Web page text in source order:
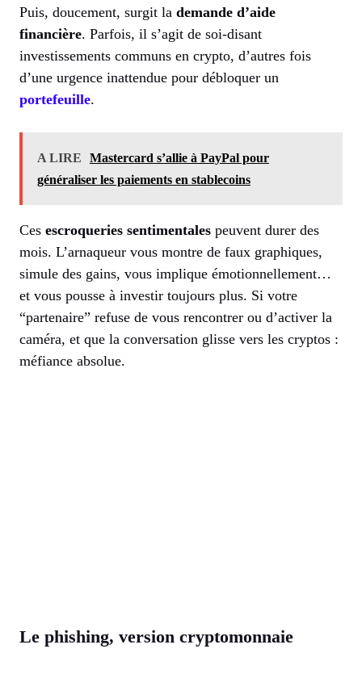
Puis, doucement, surgit la demande d’aide
financière. Parfois, il s’agit de soi-disant
investissements communs en crypto, d’autres fois
d’une urgence inattendue pour débloquer un
portefeuille.
A LIRE
Mastercard s’allie à PayPal pour
généraliser les paiements en stablecoins
Ces escroqueries sentimentales peuvent durer des
mois. L’arnaqueur vous montre de faux graphiques,
simule des gains, vous implique émotionnellement…
et vous pousse à investir toujours plus. Si votre
“partenaire” refuse de vous rencontrer ou d’activer la
caméra, et que la conversation glisse vers les cryptos :
méfiance absolue.
Le phishing, version cryptomonnaie